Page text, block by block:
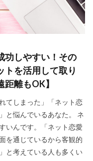
功しやすい！その
トを活用して取り
離もOK】
てしまった」「ネット恋
と悩んでいるあなた。 ネ
いんです。「ネット恋愛
を通じているから客観的
と考えている人も多くい